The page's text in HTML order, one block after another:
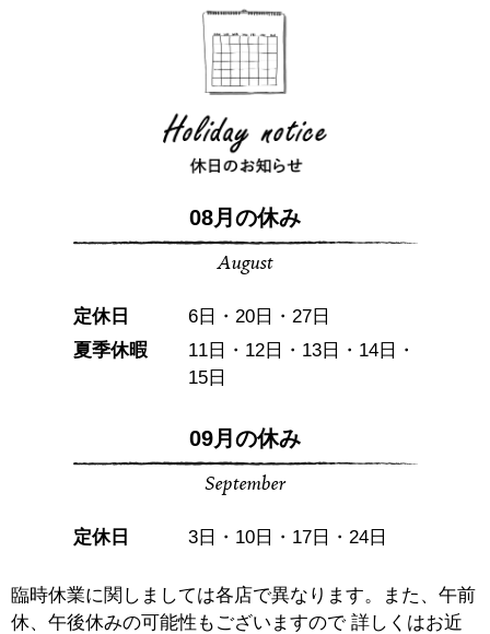
08月の休み
August
定休日
6日・20日・27日
夏季休暇
11日・12日・13日・14日・
15日
09月の休み
September
定休日 3日・10日・17日・24日
臨時休業に関しましては各店で異なります。また、午前
休、午後休みの可能性もございますので 詳しくはお近